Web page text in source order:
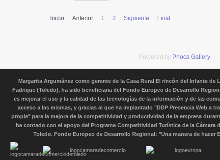
Inicio Anterior 1 2 Siguiente Final
Powered by Phoca Gallery
Margarita Argumánez como gerente de la Casa Rural El rincón del Infante de
Fadrique (Toledo), ha sido beneficiaria del Fondo Europeo de Desarrollo
es mejorar el uso y la calidad de las tecnologías de la información y de las
acceso a las mismas, y gracias al que ha implantado "DDP Presencia Web a
propia" para la mejora de la competitividad y productividad de la empresa
ha contado con el apoyo del Programa Competitividad Turística de la Cámara
Toledo. Fondo Europeo de Desarrollo Regional: "Una manera de hacer